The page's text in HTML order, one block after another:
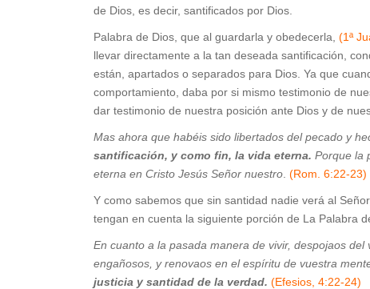
de Dios, es decir, santificados por Dios.
Palabra de Dios, que al guardarla y obedecerla, (1ª
llevar directamente a la tan deseada santificación,
están, apartados o separados para Dios. Ya que
comportamiento, daba por si mismo testimonio de
dar testimonio de nuestra posición ante Dios y de
Mas ahora que habéis sido libertados del pecado y
santificación, y como fin, la vida eterna. Porque la
eterna en Cristo Jesús Señor nuestro (Rom. 6:22-23)
Y como sabemos que sin santidad nadie verá al Señor,
tengan en cuenta la siguiente porción de La Palabra
En cuanto a la pasada manera de vivir, despojaos
engañosos, y renovaos en el espíritu de vuestra
justicia y santidad de la verdad. (Efesios, 4:22-24)